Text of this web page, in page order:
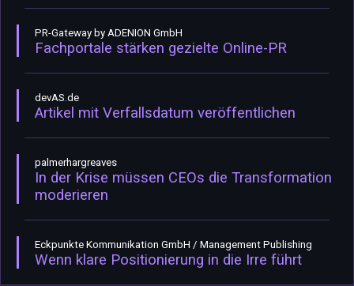
PR-Gateway by ADENION GmbH
Fachportale stärken gezielte Online-PR
devAS.de
Artikel mit Verfallsdatum veröffentlichen
palmerhargreaves
In der Krise müssen CEOs die Transformation
moderieren
Eckpunkte Kommunikation GmbH / Management Publishing
Wenn klare Positionierung in die Irre führt